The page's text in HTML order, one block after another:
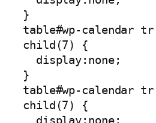
}
table#wp-calendar
child(7) {
}
table#wp-calendar
child(7) {